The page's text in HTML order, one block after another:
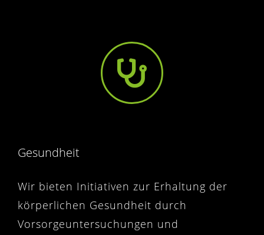
Gesundheit
Wir bieten Initiativen zur Erhaltung der
körperlichen Gesundheit durch
Vorsorgeuntersuchungen und